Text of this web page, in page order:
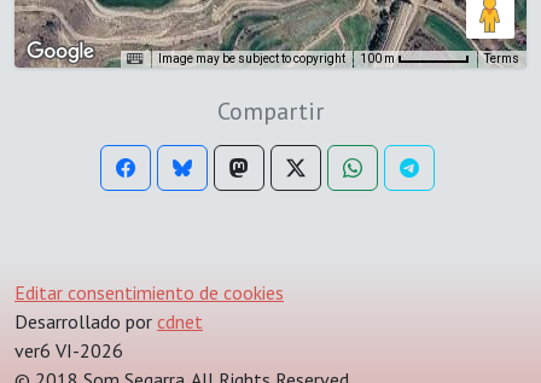
Image may be subject to copyright 100 m Terms
Compartir
Editar consentimiento de cookies
Desarrollado por cdnet
ver6 VI-2026